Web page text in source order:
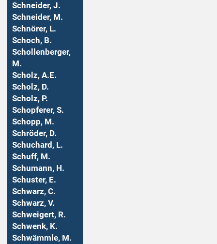
Schneider, J.
Schneider, M.
Schnörer, L.
Schoch, B.
Schollenberger,
M.
Scholz, A.E.
Scholz, D.
Scholz, P.
Schopferer, S.
Schopp, M.
Schröder, D.
Schuchard, L.
Schuff, M.
Schumann, H.
Schuster, E.
Schwarz, C.
Schwarz, V.
Schweigert, R.
Schwenk, K.
Schwämmle, M.